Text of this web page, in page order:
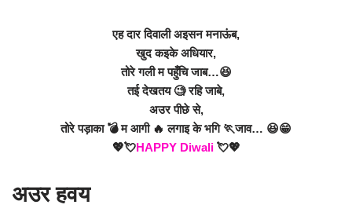
एह दार दिवाली अइसन मनाऊंब,
खुद कइके अधियार,
तोरे गली म पहुँचि जाब…😆
तई देखतय 🧐 रहि जाबे,
अउर पीछे से,
तोरे पड़ाका 💣 म आगी 🔥 लगाइ के भगि 🏃जाव… 😆😁
💖💘HAPPY Diwali 💘💖
अउर हवय